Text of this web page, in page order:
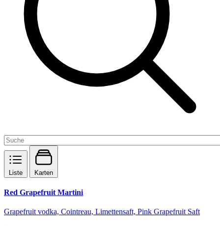
Liste Karten
Red Grapefruit Martini
Grapefruit vodka, Cointreau, Limettensaft, Pink Grapefruit Saft